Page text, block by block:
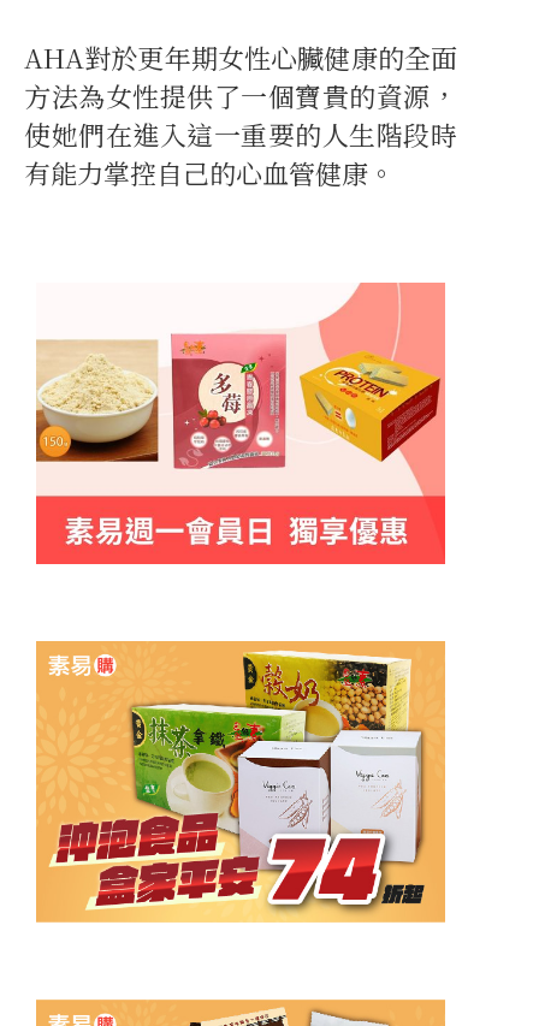
AHA對於更年期女性心臟健康的全面
方法為女性提供了一個寶貴的資源，
使她們在進入這一重要的人生階段時
有能力掌控自己的心血管健康。